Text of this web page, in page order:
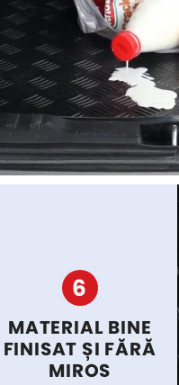
6
MATERIAL BINE
FINISAT ȘI FĂRĂ
MIROS